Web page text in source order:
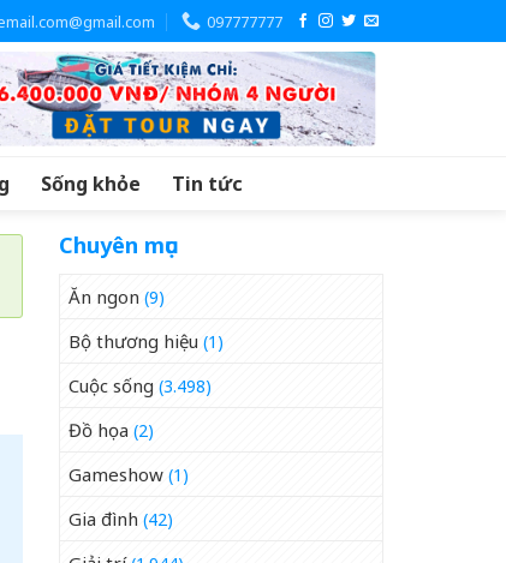
097777777
Sống khỏe Tin tức
Chuyên mục
Ăn ngon (9)
Bộ thương hiệu (1)
Cuộc sống (3.498)
Đồ họa (2)
Gameshow (1)
Gia đình (42)